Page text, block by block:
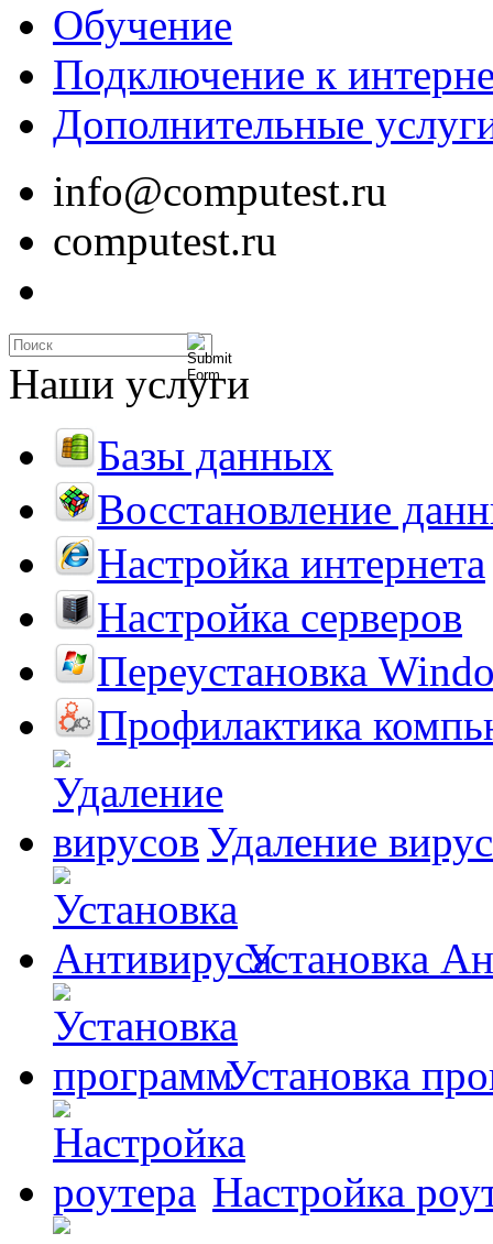
Обучение
Подключение к
Дополнительные
info@computest.ru
computest.ru
Наши услуги
Базы данных
Восстановление
Настройка интернета
Настройка серверов
Переустановка
Профилактика
Удаление
Установка
Установка
Настройка